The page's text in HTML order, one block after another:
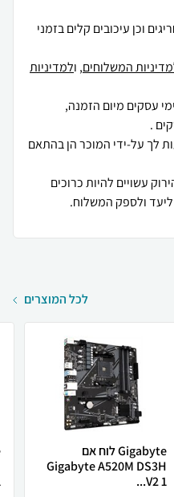
וכן עיכובים קלים בזמני
המשלוחים, ולמדיניות
לך על-ידי המוכר הן בהתאם
עשויים להיות כרוכים
ולספק המשלוח.
לכל המוצרים
Gigabyte לוח אם
Gigabyte A520M DS3H
V2 1...